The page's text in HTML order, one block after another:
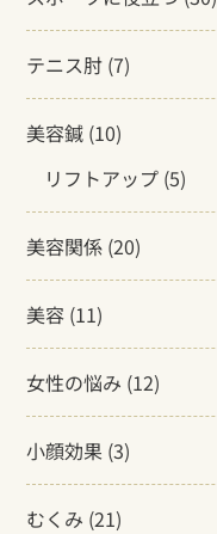
テニス肘 (7)
美容鍼 (10)
リフトアップ (5)
美容関係 (20)
美容 (11)
女性の悩み (12)
小顔効果 (3)
むくみ (21)